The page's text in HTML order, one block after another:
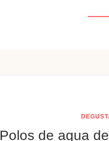
Polos de agua